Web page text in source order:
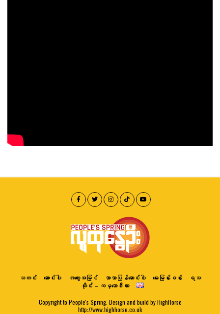
သတင်း ဆောင်းပါး အတွေးအမြင် ဘာသာပြန်ဆောင်းပါး မေးမြန်းခန်း
ရသ
ထိုင်း – ကမ္ဘောဒီးယား
Copyright to People's Spring. Design and build by HighHorse
http://www.highhorse.co.uk